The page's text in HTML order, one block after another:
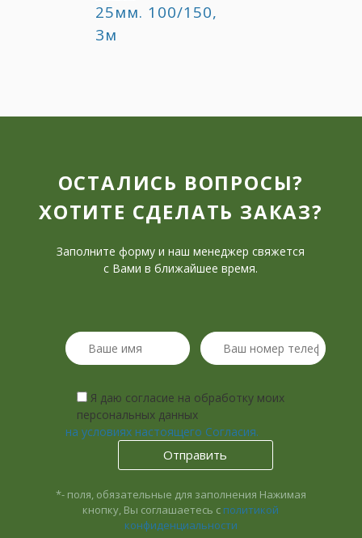
25мм. 100/150,
3м
ОСТАЛИСЬ ВОПРОСЫ?
ХОТИТЕ СДЕЛАТЬ ЗАКАЗ?
Заполните форму и наш менеджер свяжется
с Вами в ближайшее время.
Я даю согласие на обработку моих
персональных данных
на условиях настоящего Согласия.
*- поля, обязательные для заполнения Нажимая
кнопку, Вы соглашаетесь с политикой
конфиденциальности